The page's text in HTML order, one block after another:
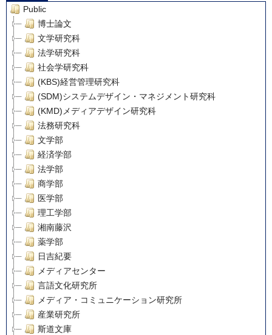
Public
博士論文
文学研究科
法学研究科
社会学研究科
(KBS)経営管理研究科
(SDM)システムデザイン・マネジメント研究科
(KMD)メディアデザイン研究科
法務研究科
文学部
経済学部
法学部
商学部
医学部
理工学部
湘南藤沢
薬学部
日吉紀要
メディアセンター
言語文化研究所
メディア・コミュニケーション研究所
産業研究所
斯道文庫